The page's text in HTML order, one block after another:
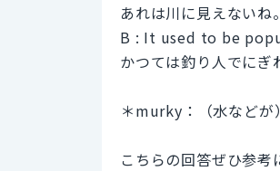
あれは川に見えないね
B : It used to be
かつては釣り人でにぎ
＊murky：（水などが
こちらの回答ぜひ参考